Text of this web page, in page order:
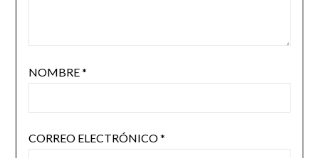
NOMBRE*
CORREO ELECTRÓNICO*